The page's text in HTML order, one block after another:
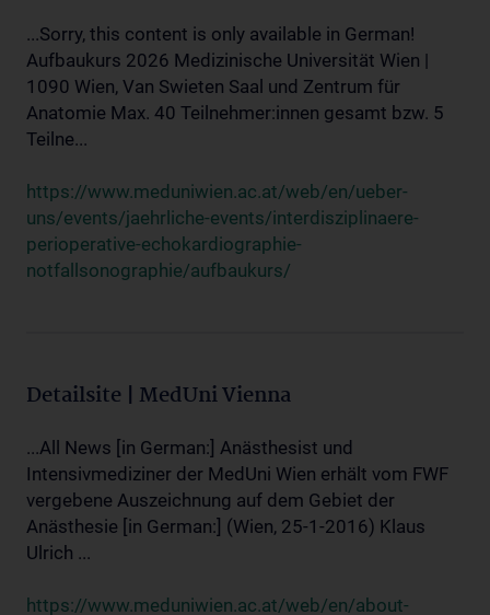
...Sorry, this content is only available in German!
Aufbaukurs 2026 Medizinische Universität Wien |
1090 Wien, Van Swieten Saal und Zentrum für
Anatomie Max. 40 Teilnehmer:innen gesamt bzw. 5
Teilne...
https://www.meduniwien.ac.at/web/en/ueber-
uns/events/jaehrliche-events/interdisziplinaere-
perioperative-echokardiographie-
notfallsonographie/aufbaukurs/
Detailsite | MedUni Vienna
...All News [in German:] Anästhesist und
Intensivmediziner der MedUni Wien erhält vom FWF
vergebene Auszeichnung auf dem Gebiet der
Anästhesie [in German:] (Wien, 25-1-2016) Klaus
Ulrich ...
https://www.meduniwien.ac.at/web/en/about-